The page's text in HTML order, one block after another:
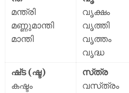
മന്ത്രി
മണ്ണുമാന്തി
മാന്തി
വൃക്ഷം
വൃത്തി
വൃത്തം
വൃദ്ധ
ഷ്‌ട (ഷ്ട)
കഷ്ടം
സ്‌ത്ര
വസ്‌ത്രം